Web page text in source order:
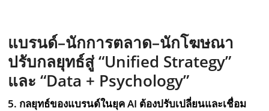
แบรนด์–นักการตลาด–นักโฆษณา
ปรับกลยุทธ์สู่ “Unified Strategy”
และ “Data + Psychology”
5. กลยุทธ์ของแบรนด์ในยุคAI ต้องปรับเปลี่ยนและเชื่อม